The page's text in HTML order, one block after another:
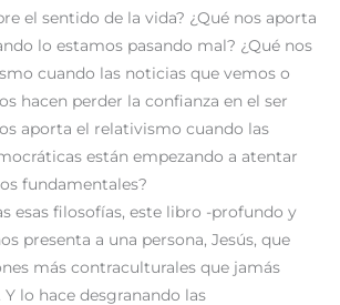
el sentido de la vida? ¿Qué nos aporta
lo estamos pasando mal? ¿Qué nos
cuando las noticias que vemos o
hacen perder la confianza en el ser
aporta el relativismo cuando las
están empezando a atentar
fundamentales?
esas filosofías, este libro -profundo y
presenta a una persona, Jesús, que
más contraculturales que jamás
Y lo hace desgranando las